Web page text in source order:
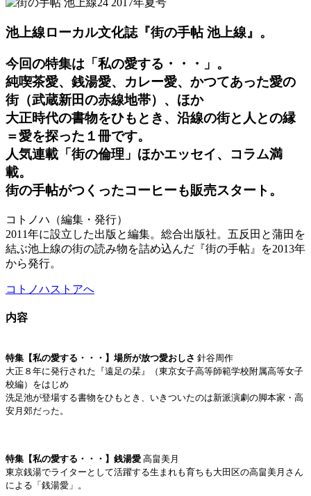
池上線ローカル文化誌『街の手帖 池上線』。
今回の特集は「私の愛する・・・」。
純喫茶愛、銭湯愛、カレー愛、かつてあった愛の
街（武蔵新田の赤線地帯）、ほか
大正時代の書物をひもとき、沿線の街と人との縁
＝愛を探った１冊です。
人気連載「街の倫理」ほかエッセイ、コラム満
載。
街の手帖がつくったコーヒーも販売スタート。
コトノハ（編集・発行）
2011年に設立した出版と編集。総合出版社。五反田と蒲田を
結ぶ池上線の街の読み物を詰め込んだ『街の手帖』を2013年
から発行。
コトノハストアへ
内容
特集【私の愛する・・・】場所が放つ愛おしさ 針谷周作
大正８年に発行された『遠足の栞』（東京女子高等師範学校附属高等女子
校編）をはじめ
洗足池が登場する書物をひもとき、いきついたのは新派演劇の脚本家・高
安月郊だった。
特集【私の愛する・・・】銭湯愛 高畠美月
東京銭湯でライターとして活躍する生まれも育ちも大田区の高畠美月さん
による「銭湯愛」。